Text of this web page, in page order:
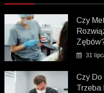
Czy
31
Czy Do
Trzeba